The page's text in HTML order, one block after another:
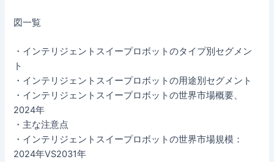
図一覧
・インテリジェントスイープロボットのタイプ別セグメン
ト
・インテリジェントスイープロボットの用途別セグメント
・インテリジェントスイープロボットの世界市場概要、
2024年
・主な注意点
・インテリジェントスイープロボットの世界市場規模：
2024年VS2031年